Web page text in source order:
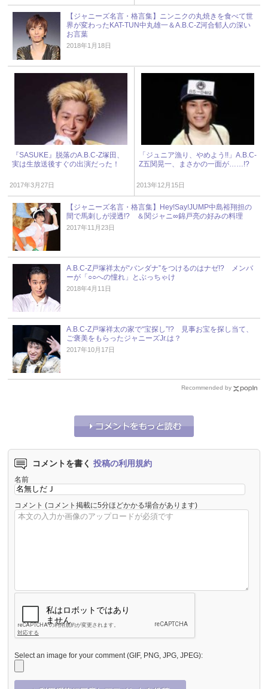
【ジャニーズ名言・格言集】ニンニクの丸焼きを食べて世
界が変わったKAT-TUN中丸雄一＆A.B.C-Z河合郁人の深い
お言葉
2018年1月18日
『SASUKE』脱落のA.B.C-Z塚田、
実は生放送後すぐの出演だった！
2017年3月27日
「ジュニア漁り、やめよう!!」A.B.C-
Z五関晃一、まさかの一面が……!?
2013年12月15日
【ジャニーズ名言・格言集】Hey!Say!JUMP中島裕翔担の
間で馬刺しが浸透!? ＆関ジャニ∞錦戸亮の好みの料理
2017年11月23日
A.B.C-Z戸塚祥太が“バンダナ”をつけるのはナゼ!? メンバ
ーが「○○への憧れ」とぶっちゃけ
2018年4月11日
A.B.C-Z戸塚祥太の家で“宝探し”!? 見事お宝を探し当て、
ご褒美をもらったジャニーズJr.は？
2017年10月17日
Recommended by
コメントを書く 投稿の利用規約
名前
コメント (コメント掲載に5分ほどかかる場合があります)
Select an image for your comment (GIF, PNG, JPG, JPEG):